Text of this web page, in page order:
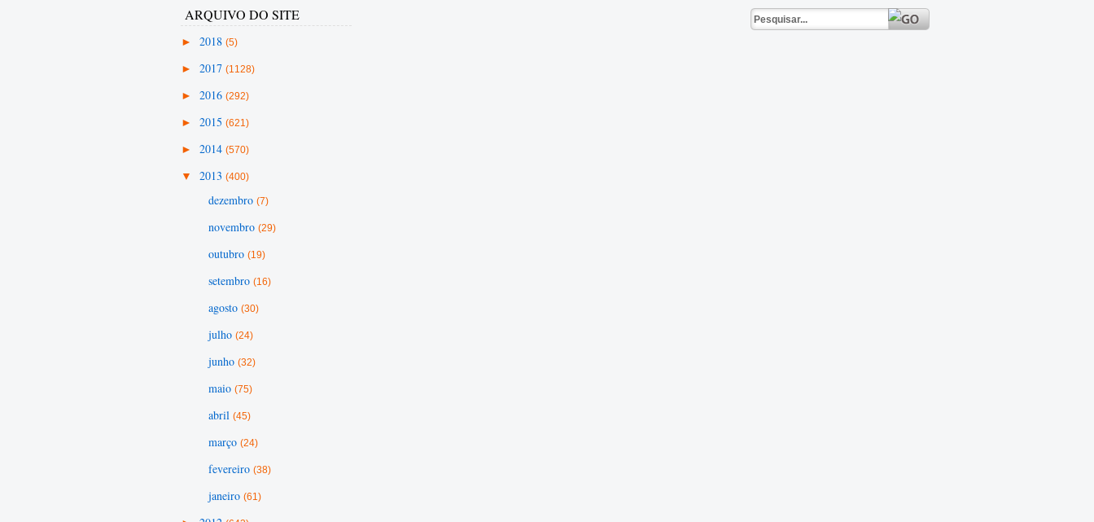
ARQUIVO DO SITE
► 2018 (5)
► 2017 (1128)
► 2016 (292)
► 2015 (621)
► 2014 (570)
▼ 2013 (400)
dezembro (7)
novembro (29)
outubro (19)
setembro (16)
agosto (30)
julho (24)
junho (32)
maio (75)
abril (45)
março (24)
fevereiro (38)
janeiro (61)